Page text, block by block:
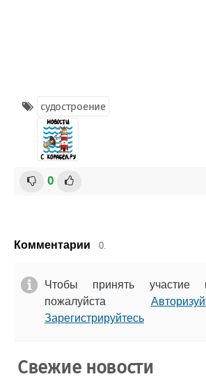
судостроение
0
Комментарии 0.
Чтобы принять участие
пожалуйста
Зарегистрируйтесь
Свежие новости